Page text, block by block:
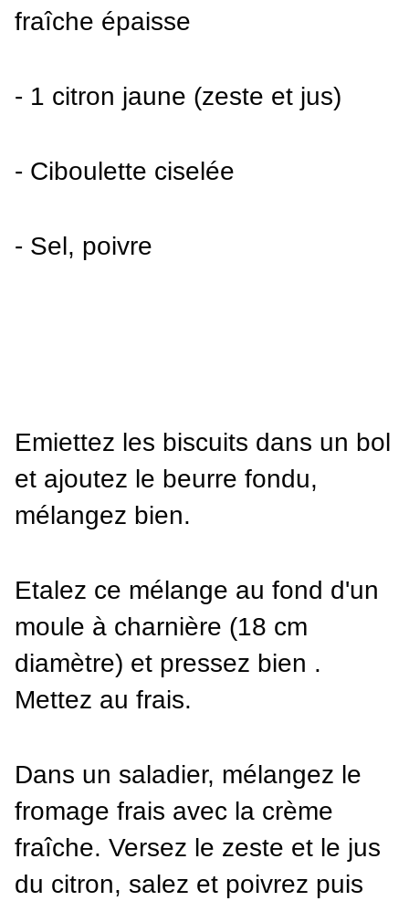
fraîche épaisse
- 1 citron jaune (zeste et jus)
- Ciboulette ciselée
- Sel, poivre
Emiettez les biscuits dans un bol
et ajoutez le beurre fondu,
mélangez bien.
Etalez ce mélange au fond d'un
moule à charnière (18 cm
diamètre) et pressez bien .
Mettez au frais.
Dans un saladier, mélangez le
fromage frais avec la crème
fraîche. Versez le zeste et le jus
du citron, salez et poivrez puis